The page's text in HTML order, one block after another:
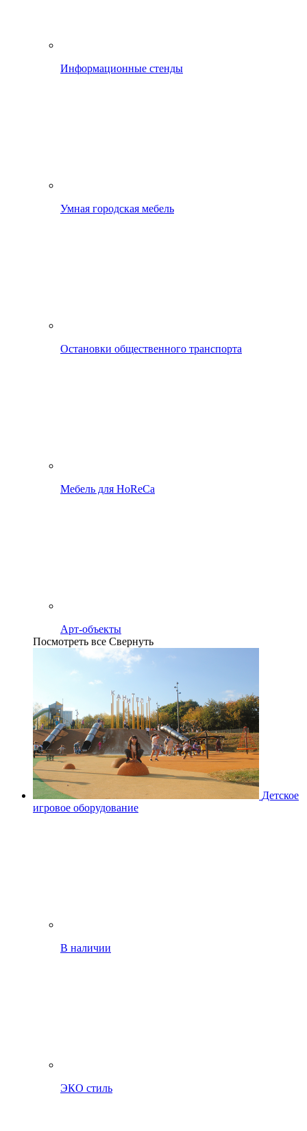
Информационные стенды
Умная городская мебель
Остановки общественного транспорта
Мебель для HoReCa
Арт-объекты
Посмотреть все Свернуть
Детское
игровое оборудование
В наличии
ЭКО стиль